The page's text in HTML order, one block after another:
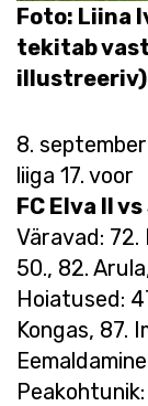
Foto: Liina
tekitab
illustreeriv)
8.
liiga 17. voor
FC Elva II
Väravad: 72.
50., 82.
Hoiatused:
Kongas, 87.